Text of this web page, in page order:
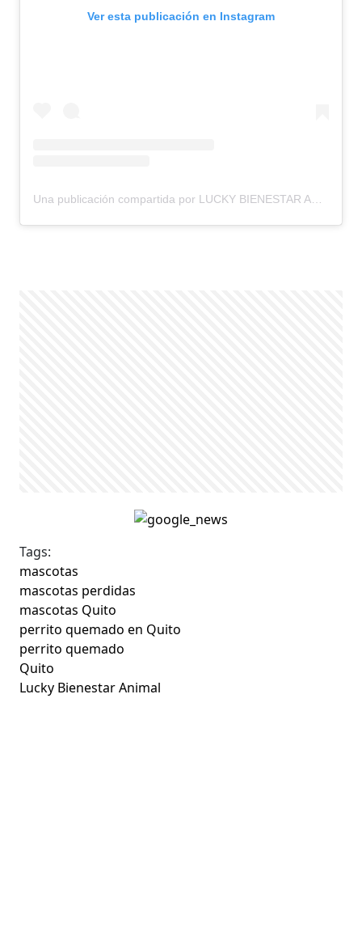
Ver esta publicación en Instagram
Tags:
mascotas
mascotas perdidas
mascotas Quito
perrito quemado en Quito
perrito quemado
Quito
Lucky Bienestar Animal